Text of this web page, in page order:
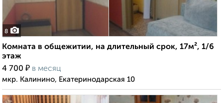
8
Комната в общежитии, на длительный срок, 17м², 1/6
этаж
4 700 ₽ в месяц
мкр. Калинино, Екатеринодарская 10